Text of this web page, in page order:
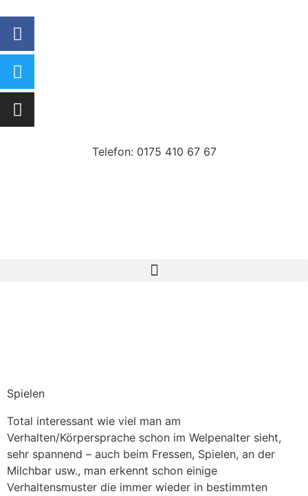
Telefon: 0175 410 67 67
Spielen
Total interessant wie viel man am
Verhalten/Körpersprache schon im Welpenalter sieht,
sehr spannend – auch beim Fressen, Spielen, an der
Milchbar usw., man erkennt schon einige
Verhaltensmuster die immer wieder in bestimmten